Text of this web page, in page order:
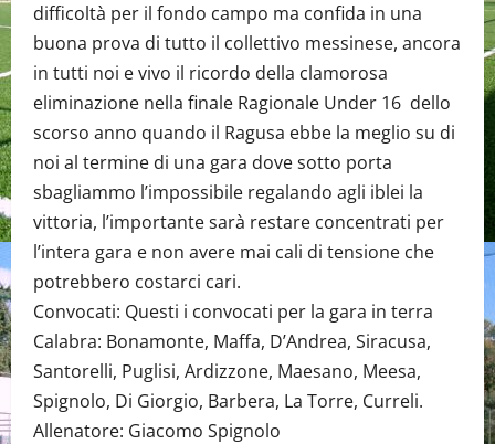
difficoltà per il fondo campo ma confida in una
buona prova di tutto il collettivo messinese, ancora
in tutti noi e vivo il ricordo della clamorosa
eliminazione nella finale Ragionale Under 16 dello
scorso anno quando il Ragusa ebbe la meglio su di
noi al termine di una gara dove sotto porta
sbagliammo l’impossibile regalando agli iblei la
vittoria, l’importante sarà restare concentrati per
l’intera gara e non avere mai cali di tensione che
potrebbero costarci cari.
Convocati: Questi i convocati per la gara in terra
Calabra: Bonamonte, Maffa, D’Andrea, Siracusa,
Santorelli, Puglisi, Ardizzone, Maesano, Meesa,
Spignolo, Di Giorgio, Barbera, La Torre, Curreli.
Allenatore: Giacomo Spignolo